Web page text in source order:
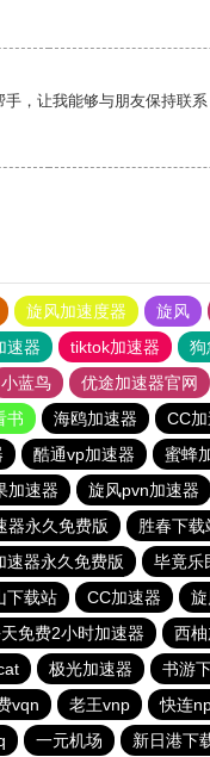
，让我能够与朋友保持联系
旋风加速度器 旋风
速器 tiktok加速器
狗
小蓝鸟 优途加速器官网
书 海鸥加速器
CC
酷通vp加速器
蜜蜂
加速器 旋风pvn加速器
器永久免费版
胜春下载
速器永久免费版
毕竟乐
下载站 CC加速器
免费2小时加速器
西
极光加速器
书游
vqn 老王vnp
快连
一元机场 新日港下